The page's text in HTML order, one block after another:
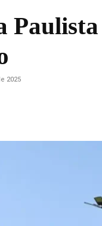
2025